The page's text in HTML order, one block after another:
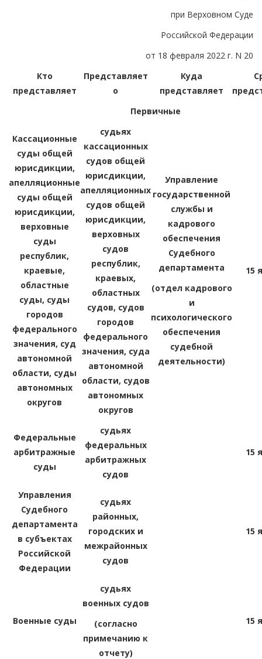
при Верховном Суде
Российской Федерации
от 18 февраля 2022 г. N 20
Кто
представляет
Представляет
о
Куда
представляет
Первичные
Кассационные
суды общей
юрисдикции,
апелляционные
суды общей
юрисдикции,
верховные
суды
республик,
краевые,
областные
суды, суды
городов
федерального
значения, суд
автономной
области, суды
автономных
округов
судьях
кассационных
судов общей
юрисдикции,
апелляционных
судов общей
юрисдикции,
верховных
судов
республик,
краевых,
областных
судов, судов
городов
федерального
значения, суда
автономной
области, судов
автономных
округов
Управление
государственной
службы и
кадрового
обеспечения
Судебного
департамента
(отдел кадрового
и
психологического
обеспечения
судебной
деятельности)
15
Федеральные
арбитражные
суды
судьях
федеральных
арбитражных
судов
15
Управления
Судебного
департамента
в субъектах
Российской
Федерации
судьях
районных,
городских и
межрайонных
судов
15
Военные суды
судьях
военных судов
(согласно
примечанию к
отчету)
15